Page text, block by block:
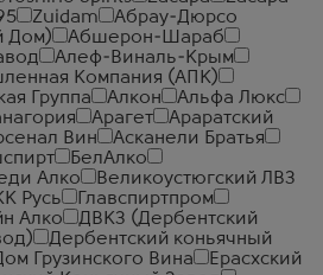
Zuidam
Абрау-Дюрсо
Дом)
Абшерон-Шараб
Алеф-Виналь-Крым
Компания (АПК)
Группа
Алкон
Альфа Люкс
Арагет
Араратский
Вин
Асканели Братья
БелАлко
Алко
Великоустюгский ЛВЗ
Русь
Главспиртпром
Алко
ДВКЗ (Дербентский
Дербентский коньячный
Грузинского Вина
Ерасхский